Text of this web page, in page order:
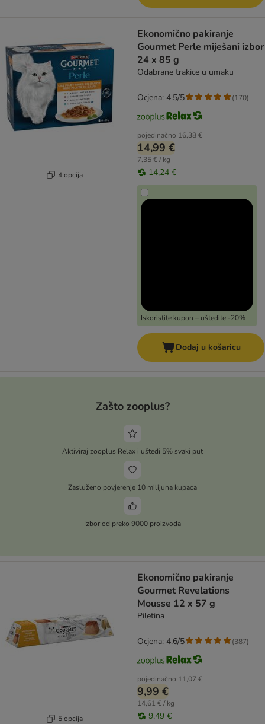
4 opcija
Ekonomično pakiranje
Gourmet Perle miješani izbor
24 x 85 g
Odabrane trakice u umaku
pojedinačno 16,38 €
14,99 €
7,35 € / kg
14,24 €
Iskoristite kupon – uštedite -20%
Ocjena: 4.5/5 (170)
Dodaj u košaricu
Zašto zooplus?
Aktiviraj zooplus Relax i uštedi 5% svaki put
Zasluženo povjerenje 10 milijuna kupaca
Izbor od preko 9000 proizvoda
5 opcija
Ekonomično pakiranje
Gourmet Revelations
Mousse 12 x 57 g
Piletina
pojedinačno 11,07 €
9,99 €
14,61 € / kg
9,49 €
Ocjena: 4.6/5 (387)